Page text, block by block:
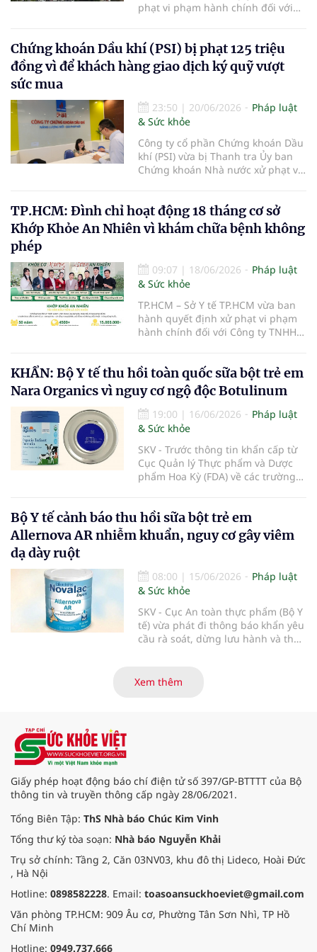
phạt vi phạm hành chính đối với
Bệnh viện Ánh Dương, với tổng số
tiền 149 triệu đồng do nhiều vi
phạm trong hoạt động khám, chữa
Chứng khoán Dầu khí (PSI) bị phạt 125 triệu
đồng vì để khách hàng giao dịch ký quỹ vượt
sức mua
23:50 | 20/06/2026
Pháp luật
& Sức khỏe
Công ty cổ phần Chứng khoán Dầu
khí (PSI) vừa bị Thanh tra Ủy ban
Chứng khoán Nhà nước xử phạt vi
khoán.
TP.HCM: Đình chỉ hoạt động 18 tháng cơ sở
Khớp Khỏe An Nhiên vì khám chữa bệnh không
phép
09:07 | 18/06/2026
Pháp luật
& Sức khỏe
TP.HCM – Sở Y tế TP.HCM vừa ban
hành quyết định xử phạt vi phạm
hành chính đối với Công ty TNHH
vụ khám bệnh, chữa bệnh khi chưa
được cấp giấy phép hoạt động
theo quy định của pháp luật.
KHẨN: Bộ Y tế thu hồi toàn quốc sữa bột trẻ em
Nara Organics vì nguy cơ ngộ độc Botulinum
19:00 | 16/06/2026
Pháp luật
& Sức khỏe
SKV - Trước thông tin khẩn cấp từ
Cục Quản lý Thực phẩm và Dược
phẩm Hoa Kỳ (FDA) về các trường
toàn thực phẩm (Bộ Y tế) đã liên
tiếp ban hành các công văn hỏa
tốc yêu cầu rà soát, thu hồi triệt để
thuộc thương hiệu Nara Organics
tại thị trường Việt Nam nhằm bảo
vệ tuyệt đối sức khỏe người tiêu
dùng.
Bộ Y tế cảnh báo thu hồi sữa bột trẻ em
Allernova AR nhiễm khuẩn, nguy cơ gây viêm
dạ dày ruột
08:00 | 15/06/2026
Pháp luật
& Sức khỏe
SKV - Cục An toàn thực phẩm (Bộ Y
tế) vừa phát đi thông báo khẩn yêu
cầu rà soát, dừng lưu hành và thu
sản xuất sau khi ghi nhận nhiều
Xem thêm
Giấy phép hoạt động báo chí điện tử số 397/GP-BTTTT của Bộ
thông tin và truyền thông cấp ngày 28/06/2021.
Tổng Biên Tập: ThS Nhà báo Chúc Kim Vinh
Tổng thư ký tòa soạn: Nhà báo Nguyễn Khải
Trụ sở chính: Tầng 2, Căn 03NV03, khu đô thị Lideco, Hoài Đức
, Hà Nội
Hotline: 0898582228. Email: toasoansuckhoeviet@gmail.com
Văn phòng TP.HCM: 909 Âu cơ, Phường Tân Sơn Nhì, TP Hồ
Chí Minh
Hotline: 0949.737.666